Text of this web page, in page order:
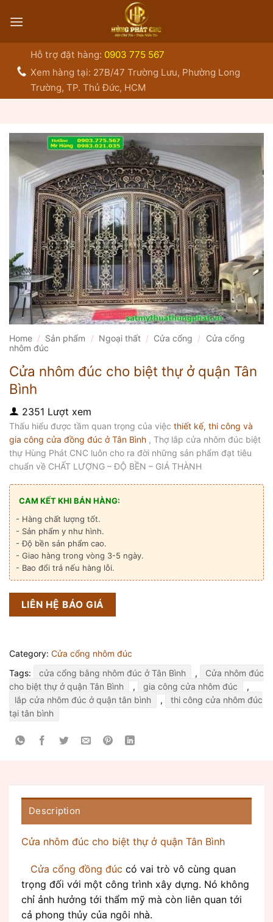
qua
Hỗ trợ đặt hàng: 0903 775 567
Xem hàng tại: 27B/47 Trường Lưu, Phường Long
Trường, TP. Thủ Đức, HCM
Home / Sản phẩm / Ngoại thất / Cửa cổng /
Cửa cổng
nhôm đúc
Cửa nhôm đúc cho biệt thự ở quận Tân
Bình
2351 Lượt xem
Thấu hiểu được tầm quan trọng của việc thiết kế, thi công và
gia công cửa đồng đúc ở Tân Bình , Thợ lắp cửa nhôm đúc biệt
thự Hùng Phát CNC luôn cho ra đời những sản phẩm đạt tiêu
chuẩn về CHẤT LƯỢNG – ĐỘ BỀN – GIÁ THÀNH
CAM KẾT KHI BÁN HÀNG:
- Hàng chất lượng tốt.
- Sản phẩm y như hình.
- Độ bền sản phẩm cao.
- Giao hàng trong vòng 3-5 ngày.
- Bao đổi trả nếu hàng lỗi.
LIÊN HỆ BÁO GIÁ
Category: Cửa cổng nhôm đúc
Tags:
cửa cổng bằng nhôm đúc ở Tân Bình ,
Cửa nhôm đúc
cho biệt thự ở quận Tân Bình
, gia công cửa nhôm đúc
,
lắp cửa nhôm đúc ở quận tân bình
,
thi công cửa nhôm đúc
tại tân bình
Description
Cửa nhôm đúc cho biệt thự ở quận Tân Bình
Cửa cổng đồng đúc có vai trò vô cùng quan
trọng đối với một công trình xây dựng. Nó không
chỉ ảnh hưởng tới thẩm mỹ mà còn liên quan tới
cả phong thủy của ngôi nhà.